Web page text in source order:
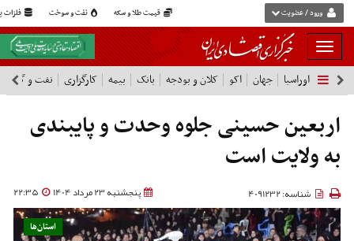
قیمت طلا و سکه نفت و سوخت فلزات ورود / عضویت
بار
و
بسته
نمودن
فهرست
اوراسیا جهان اکو کلان و بودجه بانک بیمه کارگزاری نفت و گاز
اربعین حسینی جلوه وحدت و پایبندی
به ولایت است
پنجشنبه 23 مرداد 1404 22:35 شناسه: 4091232
استان‌ها